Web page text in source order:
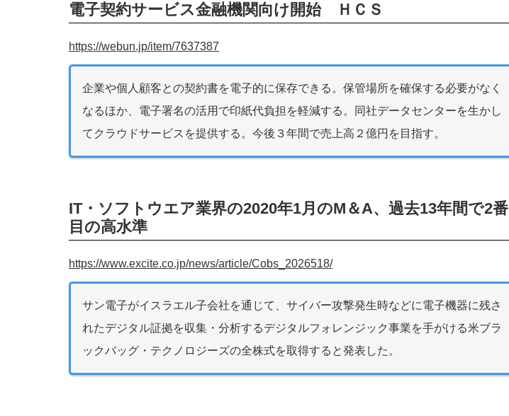
電子契約サービス金融機関向け開始 ＨＣＳ
https://webun.jp/item/7637387
企業や個人顧客との契約書を電子的に保存できる。保管場所を確保する必要がなく
なるほか、電子署名の活用で印紙代負担を軽減する。同社データセンターを生かし
てクラウドサービスを提供する。今後３年間で売上高２億円を目指す。
IT・ソフトウエア業界の2020年1月のM＆A、過去13年間で2番
目の高水準
https://www.excite.co.jp/news/article/Cobs_2026518/
サン電子がイスラエル子会社を通じて、サイバー攻撃発生時などに電子機器に残さ
れたデジタル証拠を収集・分析するデジタルフォレンジック事業を手がける米ブラ
ックバッグ・テクノロジーズの全株式を取得すると発表した。